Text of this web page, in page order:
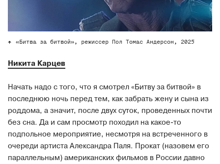
«Битва за битвой», режиссер Пол Томас Андерсон, 2025
Никита Карцев
​​Начать надо с того, что я смотрел «Битву за битвой» в
последнюю ночь перед тем, как забрать жену и сына из
роддома, а значит, после двух суток, проведенных почти
без сна. Да и сам просмотр походил на какое-то
подпольное мероприятие, несмотря на встреченного в
очереди артиста Александра Паля. Прокат (назовем его
параллельным) американских фильмов в России давно